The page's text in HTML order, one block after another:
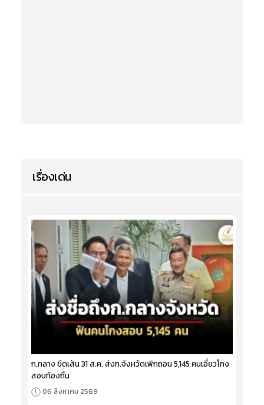
เรื่องเด่น
ก.กลาง ขีดเส้น 31 ส.ค. ส่งก.จังหวัดเพิกถอน 5,145 คนเอี่ยวโกง
สอบท้องถิ่น
06 สิงหาคม 2569